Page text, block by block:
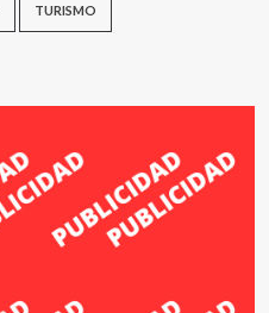
TURISMO